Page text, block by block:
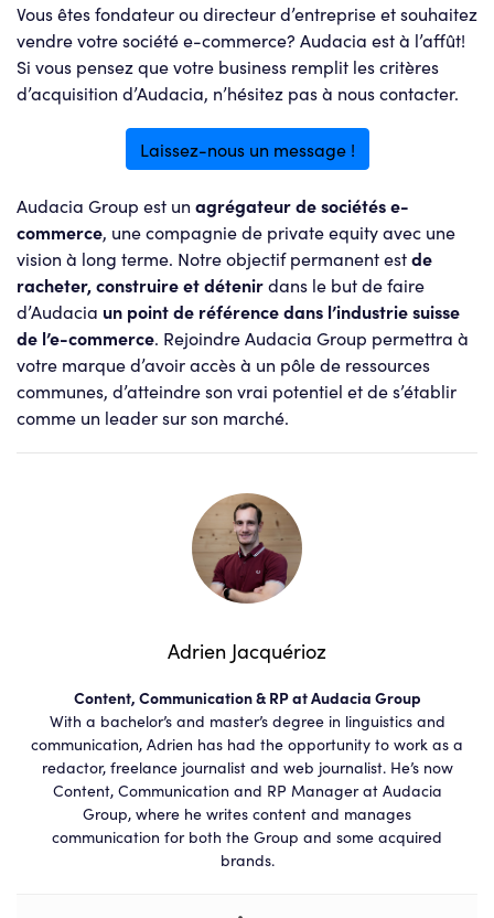
Vous êtes fondateur ou directeur d’entreprise et souhaitez
vendre votre société e-commerce? Audacia est à l’affût!
Si vous pensez que votre business remplit les critères
d’acquisition d’Audacia, n’hésitez pas à nous contacter.
Laissez-nous un message !
Audacia Group est un agrégateur de sociétés e-
commerce, une compagnie de private equity avec une
vision à long terme. Notre objectif permanent estde
racheter, construire et détenirdans le but de faire
d’Audacia un point de référence dans l’industrie suisse
de l’e-commerce. Rejoindre Audacia Group permettra à
votre marque d’avoir accès à un pôle de ressources
communes, d’atteindre son vrai potentiel et de s’établir
comme un leader sur son marché.
Adrien Jacquérioz
Content, Communication & RP at Audacia Group
With a bachelor’s and master’s degree in linguistics and
communication, Adrien has had the opportunity to work as a
redactor, freelance journalist and web journalist. He’s now
Content, Communication and RP Manager at Audacia
Group, where he writes content and manages
communication for both the Group and some acquired
brands.